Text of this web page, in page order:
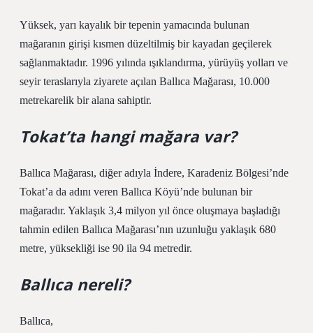
Yüksek, yarı kayalık bir tepenin yamacında bulunan
mağaranın girişi kısmen düzeltilmiş bir kayadan geçilerek
sağlanmaktadır. 1996 yılında ışıklandırma, yürüyüş yolları ve
seyir teraslarıyla ziyarete açılan Ballıca Mağarası, 10.000
metrekarelik bir alana sahiptir.
Tokat’ta hangi mağara var?
Ballıca Mağarası, diğer adıyla İndere, Karadeniz Bölgesi’nde
Tokat’a da adını veren Ballıca Köyü’nde bulunan bir
mağaradır. Yaklaşık 3,4 milyon yıl önce oluşmaya başladığı
tahmin edilen Ballıca Mağarası’nın uzunluğu yaklaşık 680
metre, yüksekliği ise 90 ila 94 metredir.
Ballıca nereli?
Ballıca,